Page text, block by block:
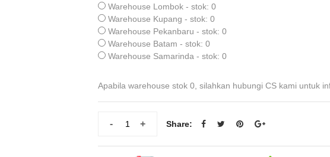
Warehouse Lombok - stok: 0
Warehouse Kupang - stok: 0
Warehouse Pekanbaru - stok: 0
Warehouse Batam - stok: 0
Warehouse Samarinda - stok: 0
Apabila warehouse stok 0, silahkan hubungi CS kami untuk
+
- Share: